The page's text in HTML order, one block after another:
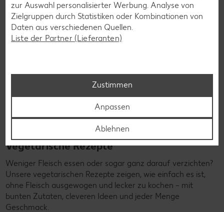
Vegetarische Rezepte
Weniger Fleisch essen oder sogar ganz darauf verzichten?
Unsere vegetarischen Rezepte zeigen, wie einfach es ist,
ohne Fleisch ausgewogen und lecker zu kochen – mit
bunten Zutaten, cleveren Ideen und jeder Menge
Geschmack.
zur Auswahl personalisierter Werbung. Analyse von
Zielgruppen durch Statistiken oder Kombinationen von
Daten aus verschiedenen Quellen.
Liste der Partner (Lieferanten)
Zustimmen
Anpassen
Ablehnen